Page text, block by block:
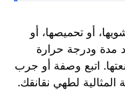
أو تحميصها، أو
مدة ودرجة حرارة
اتبع وصفة أو جرب
لطهي نقانقك.